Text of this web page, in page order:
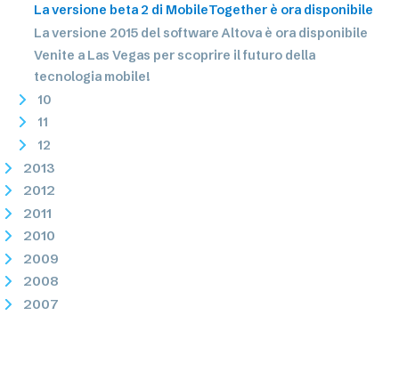
La versione beta 2 di MobileTogether è ora disponibile
La versione 2015 del software Altova è ora disponibile
Venite a Las Vegas per scoprire il futuro della
tecnologia mobile!
10
11
12
2013
2012
2011
2010
2009
2008
2007